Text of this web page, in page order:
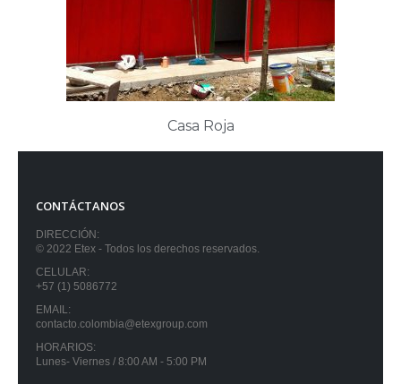
Casa Roja
CONTÁCTANOS
DIRECCIÓN:
© 2022 Etex - Todos los derechos reservados.
CELULAR:
+57 (1) 5086772
EMAIL:
contacto.colombia@etexgroup.com
HORARIOS:
Lunes- Viernes / 8:00 AM - 5:00 PM